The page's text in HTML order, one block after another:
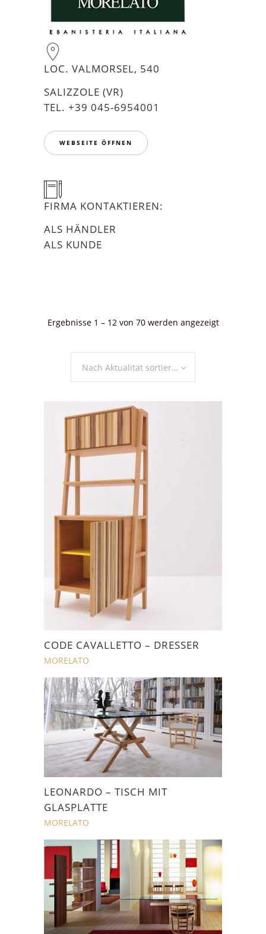
LOC. VALMORSEL, 540
SALIZZOLE (VR)
TEL. +39 045-6954001
WEBSEITE ÖFFNEN
FIRMA KONTAKTIEREN:
ALS HÄNDLER
ALS KUNDE
Ergebnisse 1 – 12 von 70 werden angezeigtNach
Nach Aktualität sortieren
CODE CAVALLETTO – DRESSER
MORELATO
LEONARDO – TISCH MIT
GLASPLATTE
MORELATO